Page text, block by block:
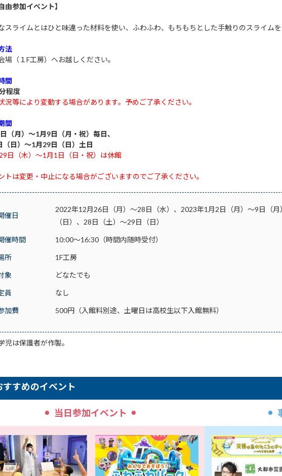
由参加イベント】
スライムとはひと味違った材料を使い、ふわふわ、もちもちとした手触りのスライムを
法
場（ １F工房）へお越しください。
間
程度
況等により変動する場合があります。予めご了承ください。
間
（月）～1月9日（月・祝）毎日、
（日）～1月29日（日）土日
日（木）～1月1日（日・祝）は休館
トは変更・中止になる場合がございますのでご了承ください。
催日
2022年12月26日（月）～28日（水）、2023年1月2日（月）～9日（
（日）、28日（土）～29日（日）
催時間 10:00～16:30（時間内随時受付）
所 1F工房
象 どなたでも
員 なし
加費 500円（入館料別途、土曜日は高校生以下入館無料）
児は保護者が作製。
すすめのイベント
当日参加イベント